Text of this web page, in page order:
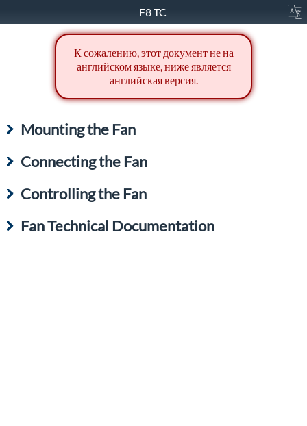
F8 TC
К сожалению, этот документ не на
английском языке, ниже является
английская версия.
Mounting the Fan
Connecting the Fan
Controlling the Fan
Fan Technical Documentation